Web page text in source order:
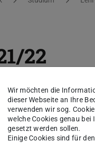
22
sind an
beteiligt.
Wir möchten die
dieser Webseite an Ihre
verwenden wir sog.
welche Cookies genau bei
gesetzt werden sollen.
Einige Cookies sind für